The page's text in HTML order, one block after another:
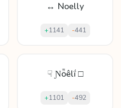
↔ Noelly
+1141 -441
☟ Ɲȫêlḯ □
+1101 -492